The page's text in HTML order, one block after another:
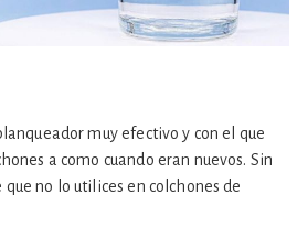
muy efectivo y con el que
a como cuando eran nuevos. Sin
no lo utilices en colchones de